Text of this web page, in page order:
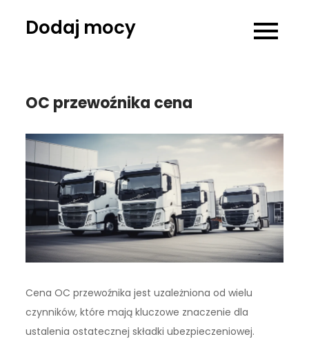
Dodaj mocy
OC przewoźnika cena
Cena OC przewoźnika jest uzależniona od wielu
czynników, które mają kluczowe znaczenie dla
ustalenia ostatecznej składki ubezpieczeniowej.